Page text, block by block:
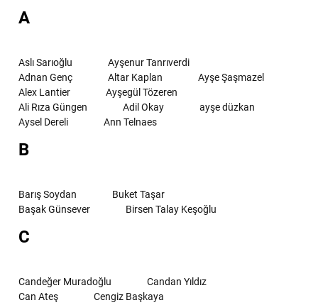
A
Aslı Sarıoğlu
Ayşenur Tanrıverdi
Adnan Genç
Altar Kaplan
Ayşe Şaşmazel
Alex Lantier
Ayşegül Tözeren
Ali Rıza Güngen
Adil Okay
ayşe düzkan
Aysel Dereli
Ann Telnaes
B
Barış Soydan
Buket Taşar
Başak Günsever
Birsen Talay Keşoğlu
C
Candeğer Muradoğlu
Candan Yıldız
Can Ateş
Cengiz Başkaya